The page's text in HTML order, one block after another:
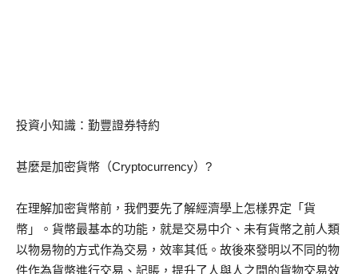
投資小知識：勤豐證券特約
甚麼是加密貨幣（Cryptocurrency）?
在理解加密貨幣前，我們要先了解經濟學上怎樣界定「貨
幣」。貨幣最基本的功能，就是交易中介、未有貨幣之前人類
以物易物的方式作為交易，效率其低。故後來發明以不同的物
件作為貨幣進行交易、記賬，提升了人與人之間的貨物交易效